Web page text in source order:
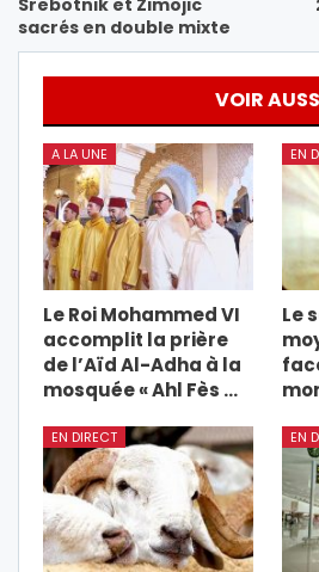
Srebotnik et Zimojic
sacrés en double mixte
VOIR
A LA UNE
Le Roi Mohammed VI
accomplit la prière
de l’Aïd Al-Adha à la
mosquée « Ahl Fès …
EN
Le
EN DIRECT EN